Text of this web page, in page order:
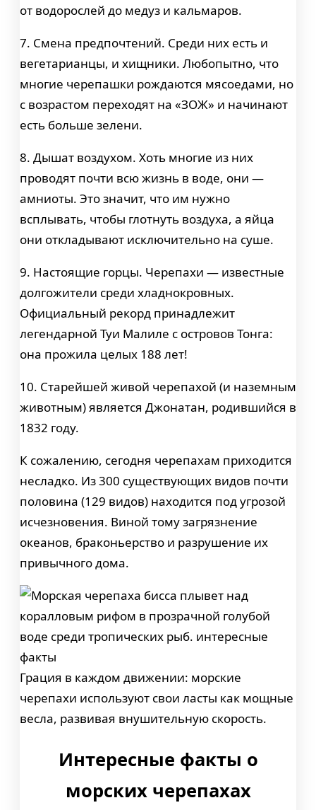
от водорослей до медуз и кальмаров.
7. Смена предпочтений. Среди них есть и
вегетарианцы, и хищники. Любопытно, что
многие черепашки рождаются мясоедами, но
с возрастом переходят на «ЗОЖ» и начинают
есть больше зелени.
8. Дышат воздухом. Хоть многие из них
проводят почти всю жизнь в воде, они —
амниоты. Это значит, что им нужно
всплывать, чтобы глотнуть воздуха, а яйца
они откладывают исключительно на суше.
9. Настоящие горцы. Черепахи — известные
долгожители среди хладнокровных.
Официальный рекорд принадлежит
легендарной Туи Малиле с островов Тонга:
она прожила целых 188 лет!
10. Старейшей живой черепахой (и наземным
животным) является Джонатан, родившийся в
1832 году.
К сожалению, сегодня черепахам приходится
несладко. Из 300 существующих видов почти
половина (129 видов) находится под угрозой
исчезновения. Виной тому загрязнение
океанов, браконьерство и разрушение их
привычного дома.
Грация в каждом движении: морские
черепахи используют свои ласты как мощные
весла, развивая внушительную скорость.
Интересные факты о
морских черепахах